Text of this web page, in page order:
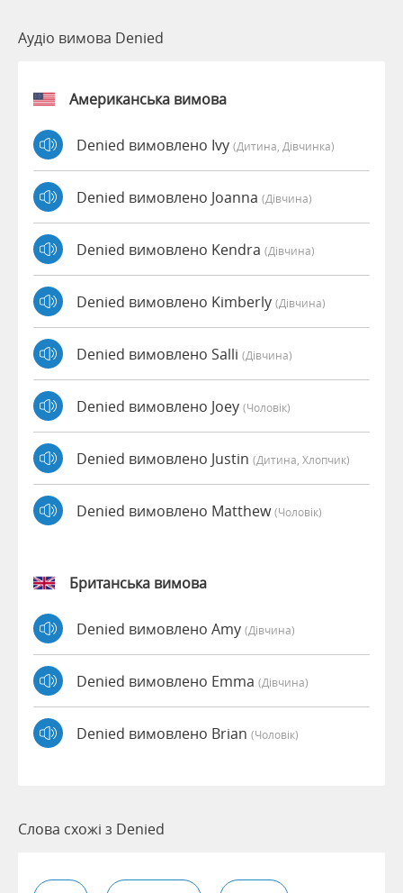
Аудіо вимова Denied
Американська вимова
Denied вимовлено Ivy (дитина, Дівчинка)
Denied вимовлено Joanna (дівчина)
Denied вимовлено Kendra (дівчина)
Denied вимовлено Kimberly (дівчина)
Denied вимовлено Salli (дівчина)
Denied вимовлено Joey (чоловік)
Denied вимовлено Justin (дитина, Хлопчик)
Denied вимовлено Matthew(чоловік)
Британська вимова
Denied вимовлено Amy (дівчина)
Denied вимовлено Emma (дівчина)
Denied вимовлено Brian (чоловік)
Слова схожі з Denied